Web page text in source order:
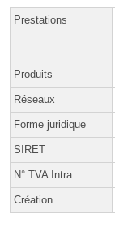
Prestations
Produits
Réseaux
Forme juridique
SIRET
N° TVA Intra.
Création